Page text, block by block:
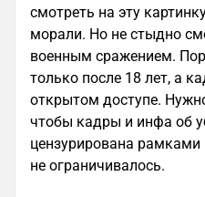
смотреть на эту
морали. Но не стыдно
военным сражением.
только после 18 лет, а
открытом доступе.
чтобы кадры и инфа об
цензурирована рамками
не ограничивалось.